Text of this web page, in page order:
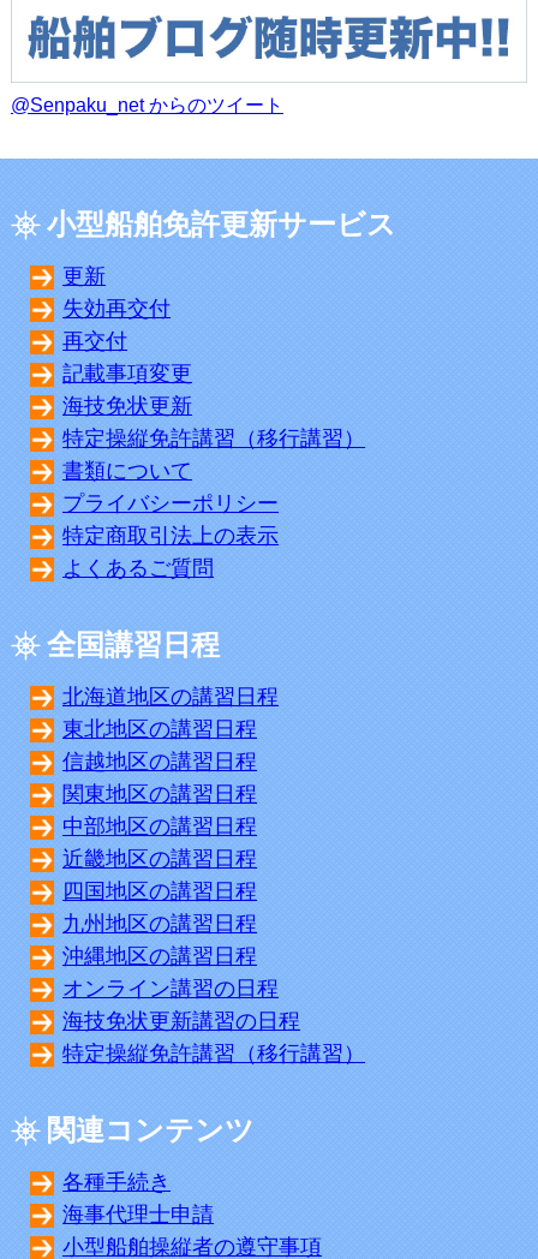
@Senpaku_net からのツイート
小型船舶免許更新サービス
更新
失効再交付
再交付
記載事項変更
海技免状更新
特定操縦免許講習（移行講習）
書類について
プライバシーポリシー
特定商取引法上の表示
よくあるご質問
全国講習日程
北海道地区の講習日程
東北地区の講習日程
信越地区の講習日程
関東地区の講習日程
中部地区の講習日程
近畿地区の講習日程
四国地区の講習日程
九州地区の講習日程
沖縄地区の講習日程
オンライン講習の日程
海技免状更新講習の日程
特定操縦免許講習（移行講習）
関連コンテンツ
各種手続き
海事代理士申請
小型船舶操縦者の遵守事項